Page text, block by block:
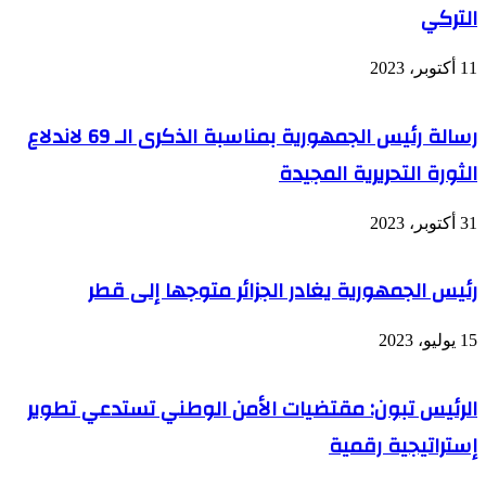
التركي
11 أكتوبر، 2023
رسالة رئيس الجمهورية بمناسبة الذكرى الـ 69 لاندلاع
الثورة التحريرية المجيدة
31 أكتوبر، 2023
رئيس الجمهورية يغادر الجزائر متوجها إلى قطر
15 يوليو، 2023
الرئيس تبون: مقتضيات الأمن الوطني تستدعي تطوير
إستراتيجية رقمية